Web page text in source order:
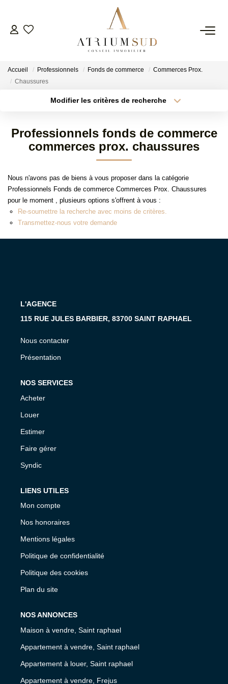
TRANSACTION
SYNDIC
ESTIMATION
AGENCE
Accueil Professionnels Fonds de commerce
Commerces Prox.
Chaussures
Modifier les critères de recherche
Type de bien
Surface min
Créer une alerte
Professionnels fonds de commerce
commerces prox. chaussures
Nous n'avons pas de biens à vous proposer dans la catégorie
Professionnels Fonds de commerce Commerces Prox. Chaussures
pour le moment , plusieurs options s'offrent à vous :
Re-soumettre la recherche avec moins de critères.
Transmettez-nous votre demande
L'AGENCE
115 RUE JULES BARBIER, 83700 SAINT RAPHAEL
Nous contacter
Présentation
NOS SERVICES
Acheter
Louer
Estimer
Faire gérer
Syndic
LIENS UTILES
Mon compte
Nos honoraires
Mentions légales
Politique de confidentialité
Politique des cookies
Plan du site
NOS ANNONCES
Maison à vendre, Saint raphael
Appartement à vendre, Saint raphael
Appartement à louer, Saint raphael
Appartement à vendre, Frejus